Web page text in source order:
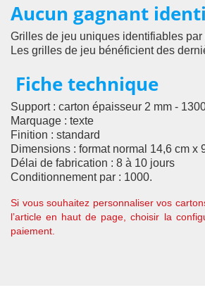
Aucun gagnant
Grilles de jeu uniques identifiables
Les grilles de jeu bénéficient des
Fiche technique
Support : carton épaisseur 2 mm -
Marquage : texte
Finition : standard
Dimensions : format normal 14,6 cm x
Délai de fabrication : 8 à 10 jours
Conditionnement par : 1000.
Si vous souhaitez personnaliser vos
l’article en haut de page, choisir la
paiement.